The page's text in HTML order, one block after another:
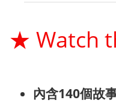
★ Watch
內含140個故